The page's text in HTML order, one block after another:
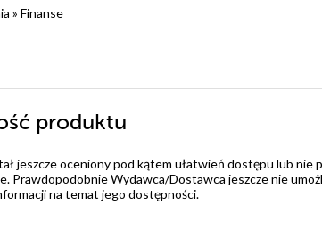
» Finanse
produktu
jeszcze oceniony pod kątem ułatwień dostępu lub
Prawdopodobnie Wydawca/Dostawca jeszcze nie
na temat jego dostępności.